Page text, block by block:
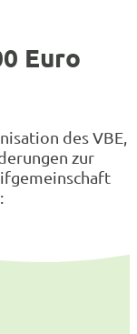
Euro
des VBE,
zur